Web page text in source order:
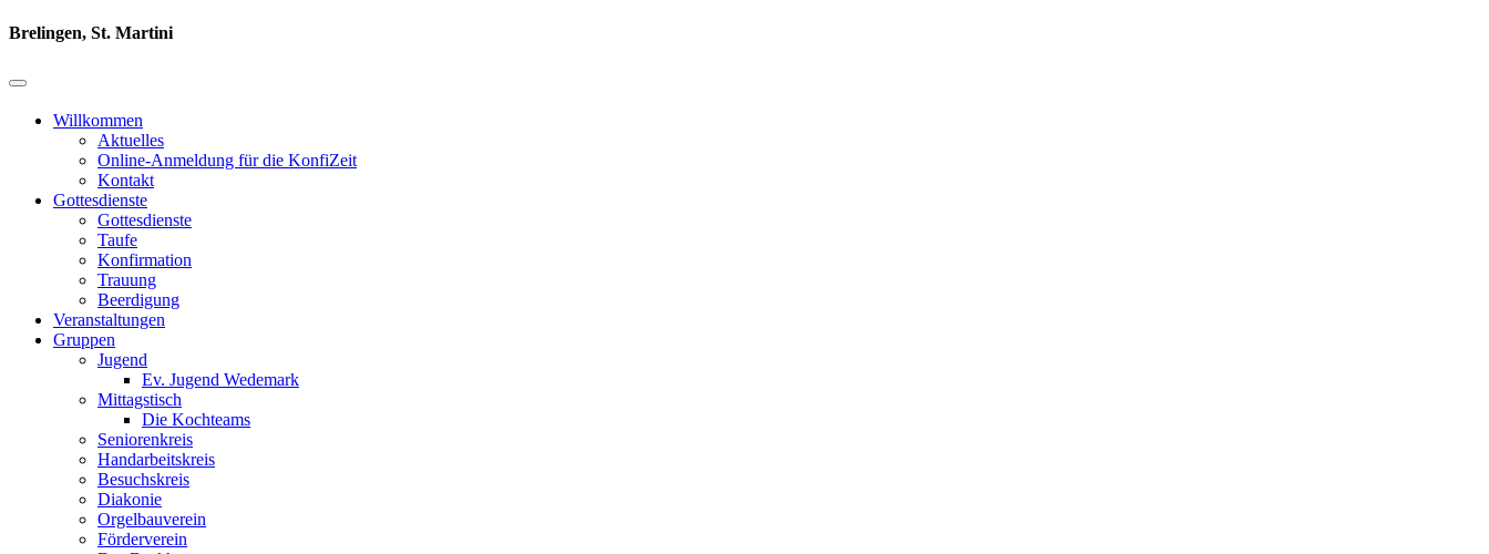
Brelingen, St. Martini
Willkommen
Aktuelles
Online-Anmeldung für die KonfiZeit
Kontakt
Gottesdienste
Gottesdienste
Taufe
Konfirmation
Trauung
Beerdigung
Veranstaltungen
Gruppen
Jugend
Ev. Jugend Wedemark
Mittagstisch
Die Kochteams
Seniorenkreis
Handarbeitskreis
Besuchskreis
Diakonie
Orgelbauverein
Förderverein